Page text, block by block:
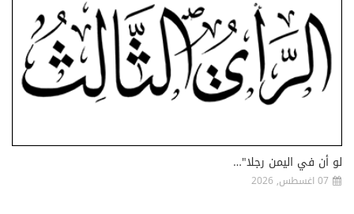
لو أن في اليمن رجلا"…
07 اغسطس, 2026